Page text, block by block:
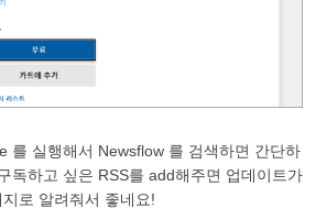
를 실행해서 Newsflow 를 검색하면 간단하
독하고 싶은 RSS를 add해주면 업데이트가
로 알려줘서 좋네요!